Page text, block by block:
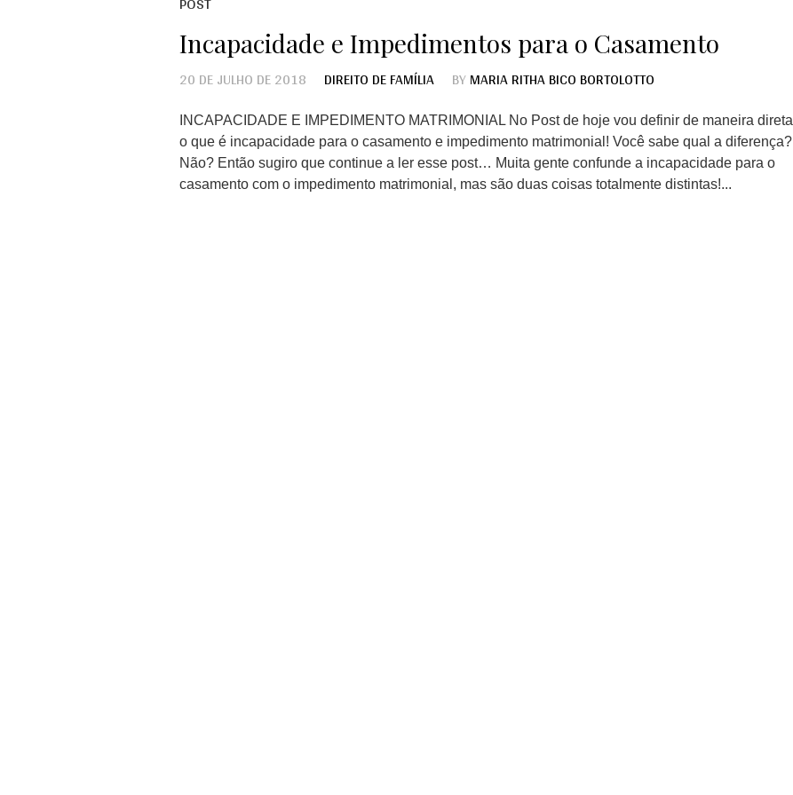
Incapacidade e Impedimentos para o Casamento
20 DE JULHO DE 2018 DIREITO DE FAMÍLIA BYMARIA RITHA BICO BORTOLOTTO
INCAPACIDADE E IMPEDIMENTO MATRIMONIAL No Post de hoje vou definir de maneira direta
o que é incapacidade para o casamento e impedimento matrimonial! Você sabe qual a diferença?
Não? Então sugiro que continue a ler esse post… Muita gente confunde a incapacidade para o
casamento com o impedimento matrimonial, mas são duas coisas totalmente distintas!...